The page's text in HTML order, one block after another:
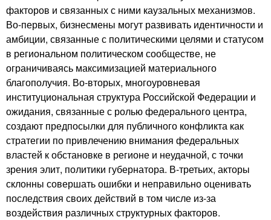
факторов и связанных с ними каузальных механизмов.
Во-первых, бизнесмены могут развивать идентичности и
амбиции, связанные с политическими целями и статусом
в региональном политическом сообществе, не
ограничиваясь максимизацией материального
благополучия. Во-вторых, многоуровневая
институциональная структура Российской Федерации и
ожидания, связанные с ролью федерального центра,
создают предпосылки для публичного конфликта как
стратегии по привлечению внимания федеральных
властей к обстановке в регионе и неудачной, с точки
зрения элит, политики губернатора. В-третьих, акторы
склонны совершать ошибки и неправильно оценивать
последствия своих действий в том числе из-за
воздействия различных структурных факторов.